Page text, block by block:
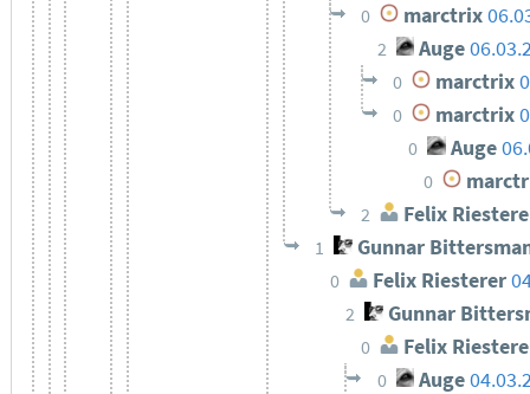
0 marctrix
2 Auge
0 marctrix
0 marctrix
0 Auge
0
2 Felix
1 Gunnar
0 Felix Riesterer
2 Gunnar
0 Felix
0 Auge